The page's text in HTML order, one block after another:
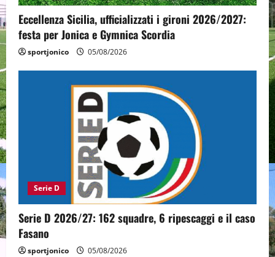
Eccellenza Sicilia, ufficializzati i gironi 2026/2027:
festa per Jonica e Gymnica Scordia
sportjonico 05/08/2026
Serie D
Serie D 2026/27: 162 squadre, 6 ripescaggi e il caso
Fasano
sportjonico 05/08/2026